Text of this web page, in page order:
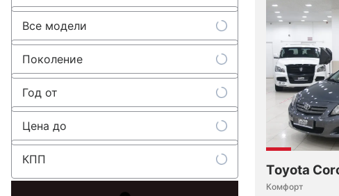
Все модели
Поколение
Год от
Цена до
КПП
Toyota
Комфорт